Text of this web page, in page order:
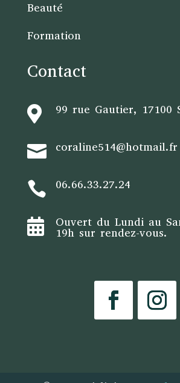
Beauté
Formation
Contact
 99 rue Gautier, 17100
 coraline514@hotmail.fr
 06.66.33.27.24
 Ouvert du Lundi au
19h sur rendez-vous.